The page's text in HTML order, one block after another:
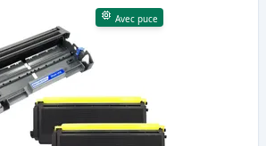
Avec puce